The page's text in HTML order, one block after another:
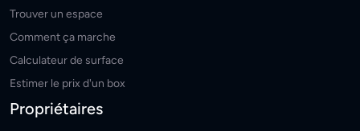
Trouver un espace
Comment ça marche
Calculateur de surface
Estimer le prix d'un box
Propriétaires